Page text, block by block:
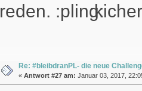
reden.
Re: #bleibdranPL- die neue
« Antwort #27 am: Januar 03, 2017,